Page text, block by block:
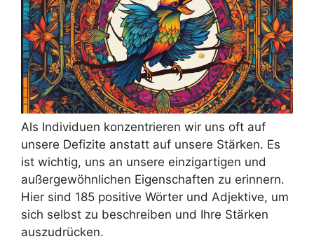
Als Individuen konzentrieren wir uns oft auf
unsere Defizite anstatt auf unsere Stärken. Es
ist wichtig, uns an unsere einzigartigen und
außergewöhnlichen Eigenschaften zu erinnern.
Hier sind 185 positive Wörter und Adjektive, um
sich selbst zu beschreiben und Ihre Stärken
auszudrücken.